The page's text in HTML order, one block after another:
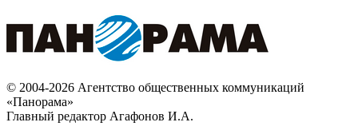
© 2004-2026 Агентство общественных коммуникаций
«Панорама»
Главный редактор Агафонов И.А.